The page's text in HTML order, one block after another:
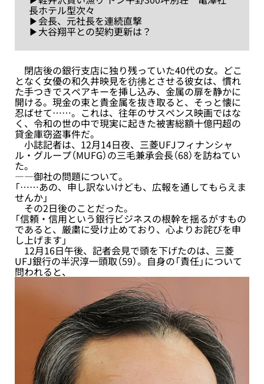
長ホテル型次々
▶︎会長、元社長を連続直撃
▶︎大谷翔平との契約更新は？
閉店後の銀行支店に独り残っていた40代の女。どこ
となく女優の和久井映見を彷彿とさせる彼女は、慣れ
た手つきでスペアキーを挿し込み、金属の扉を静かに
開ける。現金の束と貴金属を抜き取ると、そっと懐に
忍ばせて……。これは、往年のサスペンス映画ではな
く、令和の世の中で現実に起きた被害総額十億円超の
貸金庫窃盗事件だ。
小誌記者は、12月14日夜、三菱UFJフィナンシャ
ル・グループ（MUFG）の三毛兼承会長（68）を訪ねてい
た。
――御社の問題について。
「……あの、申し訳ないけども、広報を通してもらえま
せんか」
その2日後のことだった。
「信頼・信用という銀行ビジネスの根幹を揺るがすもの
であると、厳粛に受け止めており、心よりお詫びを申
し上げます」
12月16日午後、記者会見で頭を下げたのは、三菱
UFJ銀行の半沢淳一頭取（59）。自身の「責任」について
問われると、